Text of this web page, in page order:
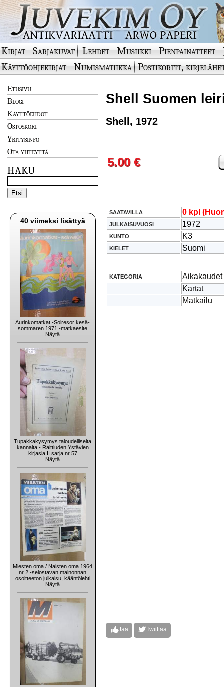
Kirjat Sarjakuvat Lehdet Musiikki Pienpainatteet
Käyttöohjekirjat
Numismatiikka Postikortit,
Etusivu
Blogi
Käyttöehdot
Ostoskori
Yritysinfo
Ota yhteyttä
HAKU
40 viimeksi lisättyä
Aurinkomatkat -Solresor kesä-
sommaren 1971 -matkaesite
Näytä
Tupakkakysymys taloudelliselta
kannalta - Raittiuden Ystävien
kirjasia II sarja nr 57
Näytä
Miesten oma / Naisten oma 1964
nr 2 -selostavan mainonnan
osoitteeton julkaisu, kääntölehti
Näytä
Shell Suomen
Shell, 1972
5.00 €
SAATAVILLA 0 kpl
JULKAISUVUOSI 1972
KUNTO K3
KIELET Suomi
KATEGORIA
Kartat
Matkailu
Jaa Twiittaa